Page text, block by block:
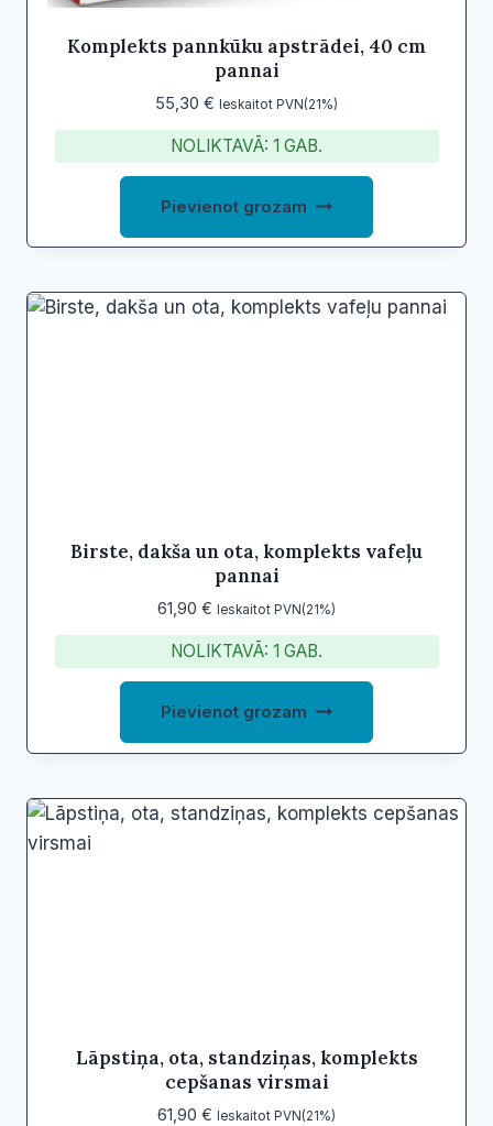
Komplekts pannkūku apstrādei, 40 cm
pannai
55,30 € Ieskaitot PVN(21%)
NOLIKTAVĀ: 1 GAB.
Pievienot grozam
Birste, dakša un ota, komplekts vafeļu
pannai
61,90 € Ieskaitot PVN(21%)
NOLIKTAVĀ: 1 GAB.
Pievienot grozam
Lāpstiņa, ota, standziņas, komplekts
cepšanas virsmai
61,90 € Ieskaitot PVN(21%)